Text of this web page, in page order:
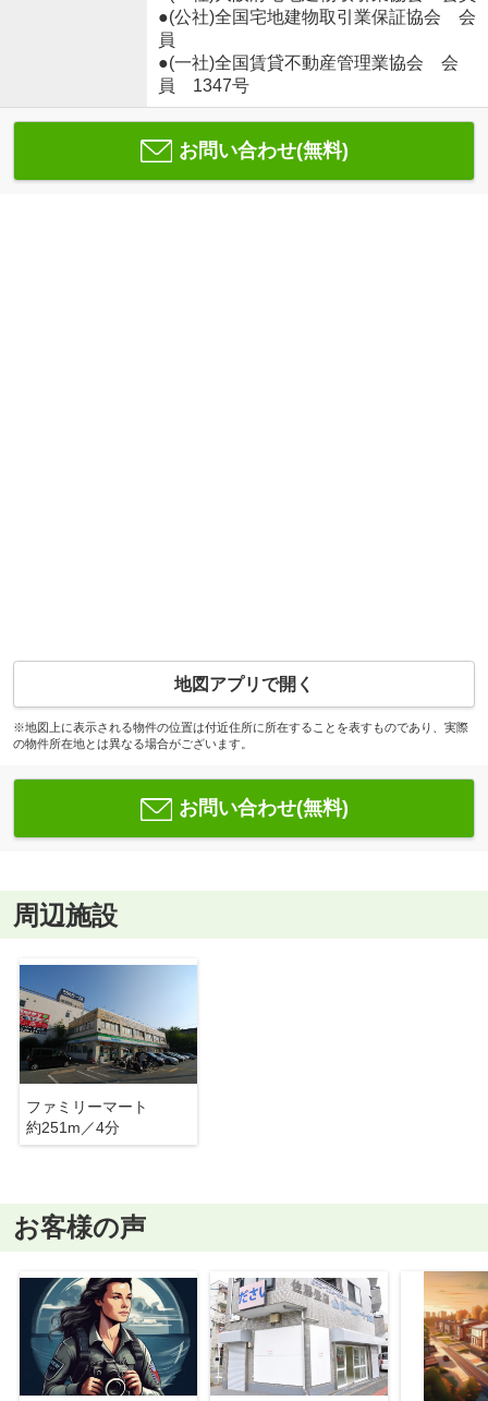
●(公社)全国宅地建物取引業保証協会 会
員
●(一社)全国賃貸不動産管理業協会 会
員 1347号
お問い合わせ(無料)
地図アプリで開く
※地図上に表示される物件の位置は付近住所に所在することを表すものであり、実際
の物件所在地とは異なる場合がございます。
お問い合わせ(無料)
周辺施設
ファミリーマート
約251m／4分
お客様の声